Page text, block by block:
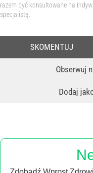
razem być konsultowane na
specjalistą.
Obserwuj
Dodaj
SKOMENTUJ